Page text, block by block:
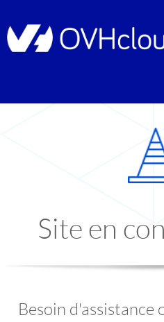
Site en
Besoin d'assistance